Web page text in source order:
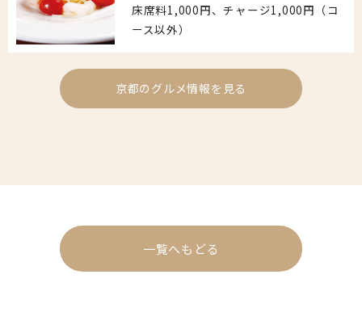
床席料1,000円、チャージ1,000円（コ
ース以外）
京都のグルメ情報を見る
一覧へもどる